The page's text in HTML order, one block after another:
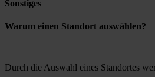
Sonstiges
Warum einen Standort auswählen?
Durch die Auswahl eines Standortes